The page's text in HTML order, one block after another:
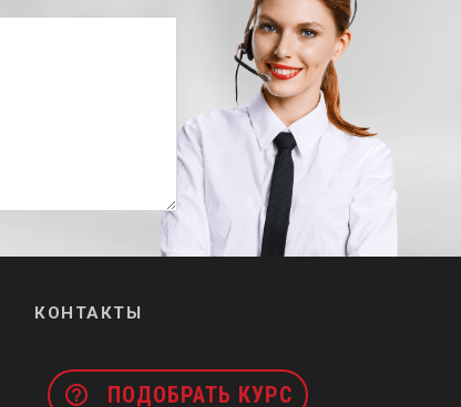
КОНТАКТЫ
help_outline ПОДОБРАТЬ КУРС